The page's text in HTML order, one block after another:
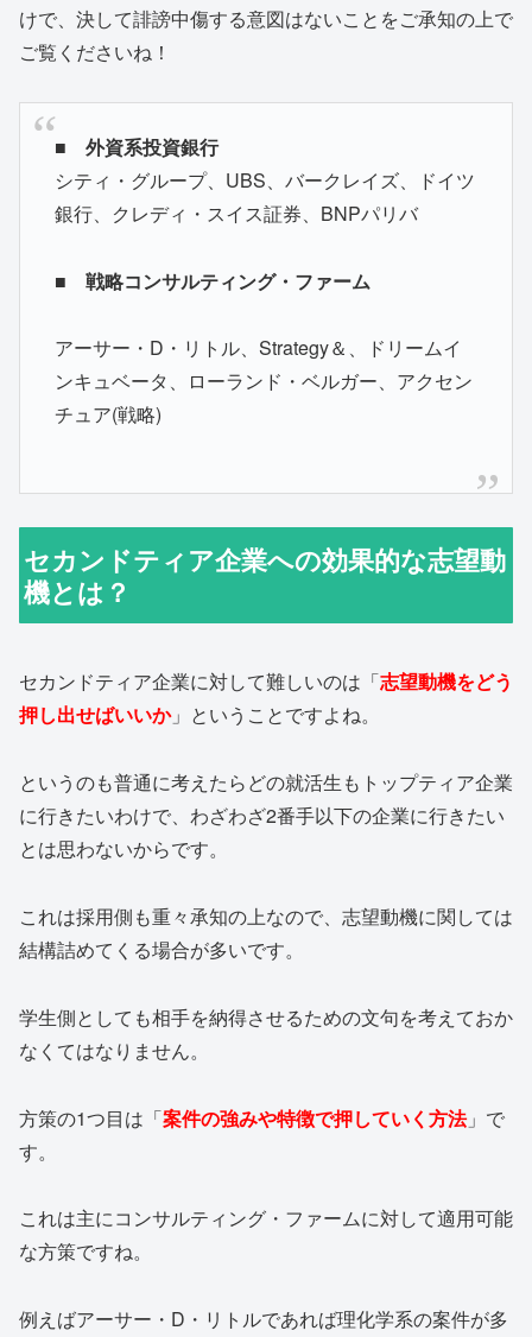
けで、決して誹謗中傷する意図はないことをご承知の上で
ご覧くださいね！
■ 外資系投資銀行
シティ・グループ、UBS、バークレイズ、ドイツ
銀行、クレディ・スイス証券、BNPパリバ
■ 戦略コンサルティング・ファーム
アーサー・D・リトル、Strategy＆、ドリームイ
ンキュベータ、ローランド・ベルガー、アクセン
チュア(戦略)
セカンドティア企業への効果的な志望動
機とは？
セカンドティア企業に対して難しいのは「志望動機をどう
押し出せばいいか」ということですよね。
というのも普通に考えたらどの就活生もトップティア企業
に行きたいわけで、わざわざ2番手以下の企業に行きたい
とは思わないからです。
これは採用側も重々承知の上なので、志望動機に関しては
結構詰めてくる場合が多いです。
学生側としても相手を納得させるための文句を考えておか
なくてはなりません。
方策の1つ目は「案件の強みや特徴で押していく方法」で
す。
これは主にコンサルティング・ファームに対して適用可能
な方策ですね。
例えばアーサー・D・リトルであれば理化学系の案件が多